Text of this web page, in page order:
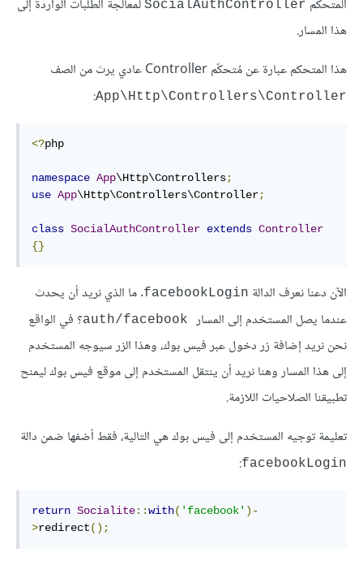
المتحكم SocialAuthController لمعالجة الطلبات الواردة إلى
هذا المسار.
هذا المتحكم عبارة عن مُتحكّم Controller عادي يرث من الصف
App\Http\Controllers\Controller
:
<?php
namespace App\Http\Controllers;
use App\Http\Controllers\Controller;
class SocialAuthController extends Controller
{}
الآن دعنا نعرف الدالة facebookLogin. ما الذي نريد أن يحدث
عندما يصل المستخدم إلى المسار
؟ في الواقع
نحن نريد إضافة زر دخول عبر فيس بوك، وهذا الزر سيوجه المستخدم
إلى هذا المسار وهنا نريد أن ينتقل المستخدم إلى موقع فيس بوك ليمنح
تطبيقنا الصلاحيات اللازمة.
تعليمة توجيه المستخدم إلى فيس بوك هي التالية، فقط أضفها ضمن دالة
facebookLogin
:
return Socialite::with( 'facebook' )-
>redirect();